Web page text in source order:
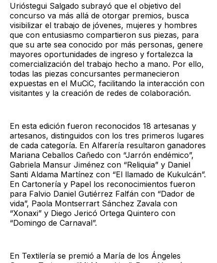
Urióstegui Salgado subrayó que el objetivo del
concurso va más allá de otorgar premios, busca
visibilizar el trabajo de jóvenes, mujeres y hombres
que con entusiasmo compartieron sus piezas, para
que su arte sea conocido por más personas, genere
mayores oportunidades de ingreso y fortalezca la
comercialización del trabajo hecho a mano. Por ello,
todas las piezas concursantes permanecieron
expuestas en el MuCiC, facilitando la interacción con
visitantes y la creación de redes de colaboración.
En esta edición fueron reconocidos 18 artesanas y
artesanos, distinguidos con los tres primeros lugares
de cada categoría. En Alfarería resultaron ganadores
Mariana Ceballos Cañedo con “Jarrón endémico”,
Gabriela Mansur Jiménez con “Reliquia” y Daniel
Santi Aldama Martínez con “El llamado de Kukulcán”.
En Cartonería y Papel los reconocimientos fueron
para Falvio Daniel Gutiérrez Falfán con “Dador de
vida”, Paola Montserrart Sánchez Zavala con
“Xonaxi” y Diego Jericó Ortega Quintero con
“Domingo de Carnaval”.
En Textilería se premió a María de los Ángeles